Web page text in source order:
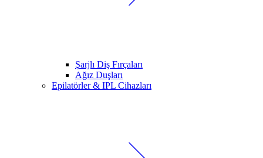
Şarjlı Diş Fırçaları
Ağız Duşları
Epilatörler & IPL Cihazları